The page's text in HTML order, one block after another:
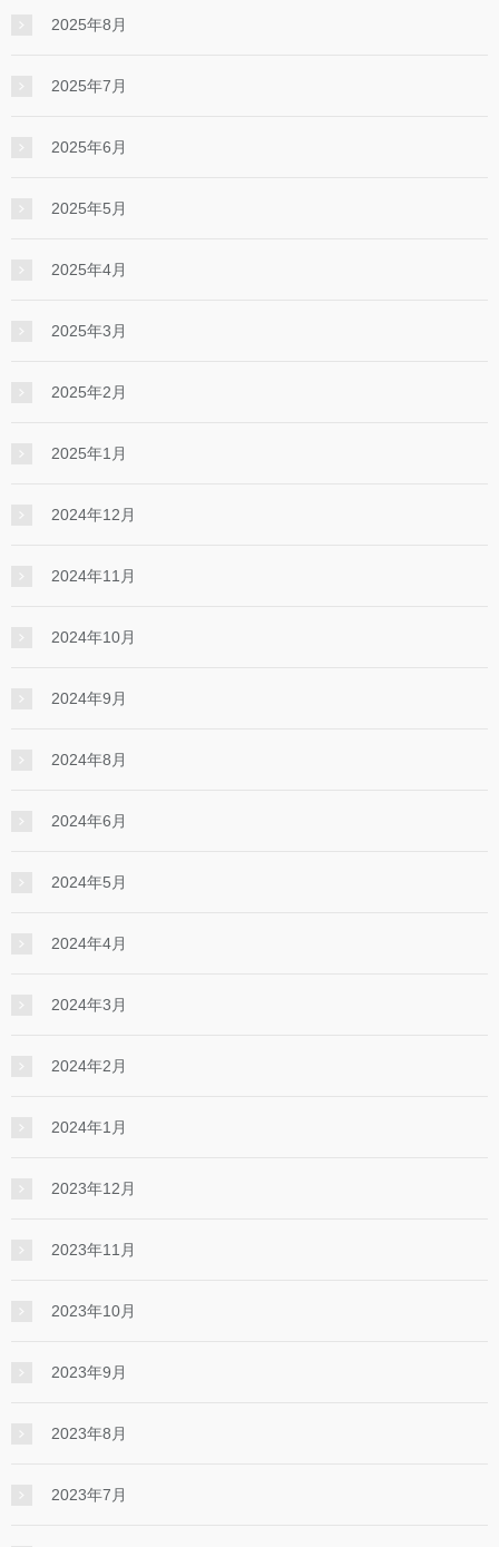
2025年8月
2025年7月
2025年6月
2025年5月
2025年4月
2025年3月
2025年2月
2025年1月
2024年12月
2024年11月
2024年10月
2024年9月
2024年8月
2024年6月
2024年5月
2024年4月
2024年3月
2024年2月
2024年1月
2023年12月
2023年11月
2023年10月
2023年9月
2023年8月
2023年7月